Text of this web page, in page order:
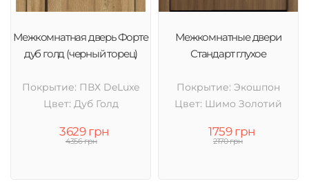
Межкомнатная дверь Форте
дуб голд (черный торец)
Покрытие: ПВХ DeLuxe
Цвет: Дуб Голд
3629 грн
4356 грн
Межкомнатные двери
Стандарт глухое
Покрытие: Экошпон
Цвет: Шимо Золотий
1759 грн
2170 грн